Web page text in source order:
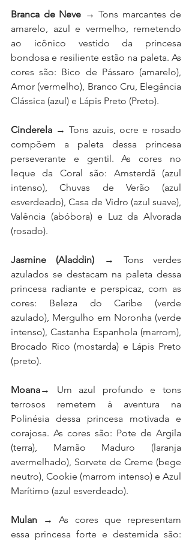
Branca de Neve → Tons marcantes de
amarelo, azul e vermelho, remetendo
ao icônico vestido da princesa
bondosa e resiliente estão na paleta. As
cores são: Bico de Pássaro (amarelo),
Amor (vermelho), Branco Cru, Elegância
Clássica (azul) e Lápis Preto (Preto).
Cinderela → Tons azuis, ocre e rosado
compõem a paleta dessa princesa
perseverante e gentil. As cores no
leque da Coral são: Amsterdã (azul
intenso), Chuvas de Verão (azul
esverdeado), Casa de Vidro (azul suave),
Valência (abóbora) e Luz da Alvorada
(rosado).
Jasmine (Aladdin)
→ Tons verdes
azulados se destacam na paleta dessa
princesa radiante e perspicaz, com as
cores: Beleza do Caribe (verde
azulado), Mergulho em Noronha (verde
intenso), Castanha Espanhola (marrom),
Brocado Rico (mostarda) e Lápis Preto
(preto).
Moana→ Um azul profundo e tons
terrosos remetem à aventura na
Polinésia dessa princesa motivada e
corajosa. As cores são: Pote de Argila
(terra), Mamão Maduro (laranja
avermelhado), Sorvete de Creme (bege
neutro), Cookie (marrom intenso) e Azul
Marítimo (azul esverdeado).
Mulan → As cores que representam
essa princesa forte e destemida são: